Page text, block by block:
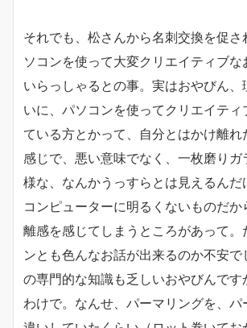
それでも、松さんから名刺交換を促
ソコンを使って大変クリエイティブな
いらっしゃるとの事。実はおやびん、
いに、パソコンを使ってクリエイテ
ている方とかって、自分とはかけ離れ
感じで、悪い意味でなく、一枚磨りガ
様な、なんかうっすらとは見えるんだ
コンピューターに明るくないものだ
離感を感じてしまうところがあって。
ンとも色んなお話が出来るのか不安で
の専門的な知識も乏しいおやびんです
わけで。なんせ、パーマリングを、パ